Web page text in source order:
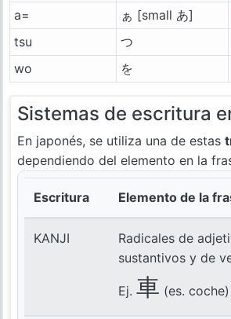
a= ぁ [small あ]
tsu
つ
wo
を
Sistemas de escritura
En japonés, se utiliza una de estas
dependiendo del elemento en la
Escritura Elemento de la
KANJI
Radicales de
sustantivos y de
Ej. 車 (es. coche)